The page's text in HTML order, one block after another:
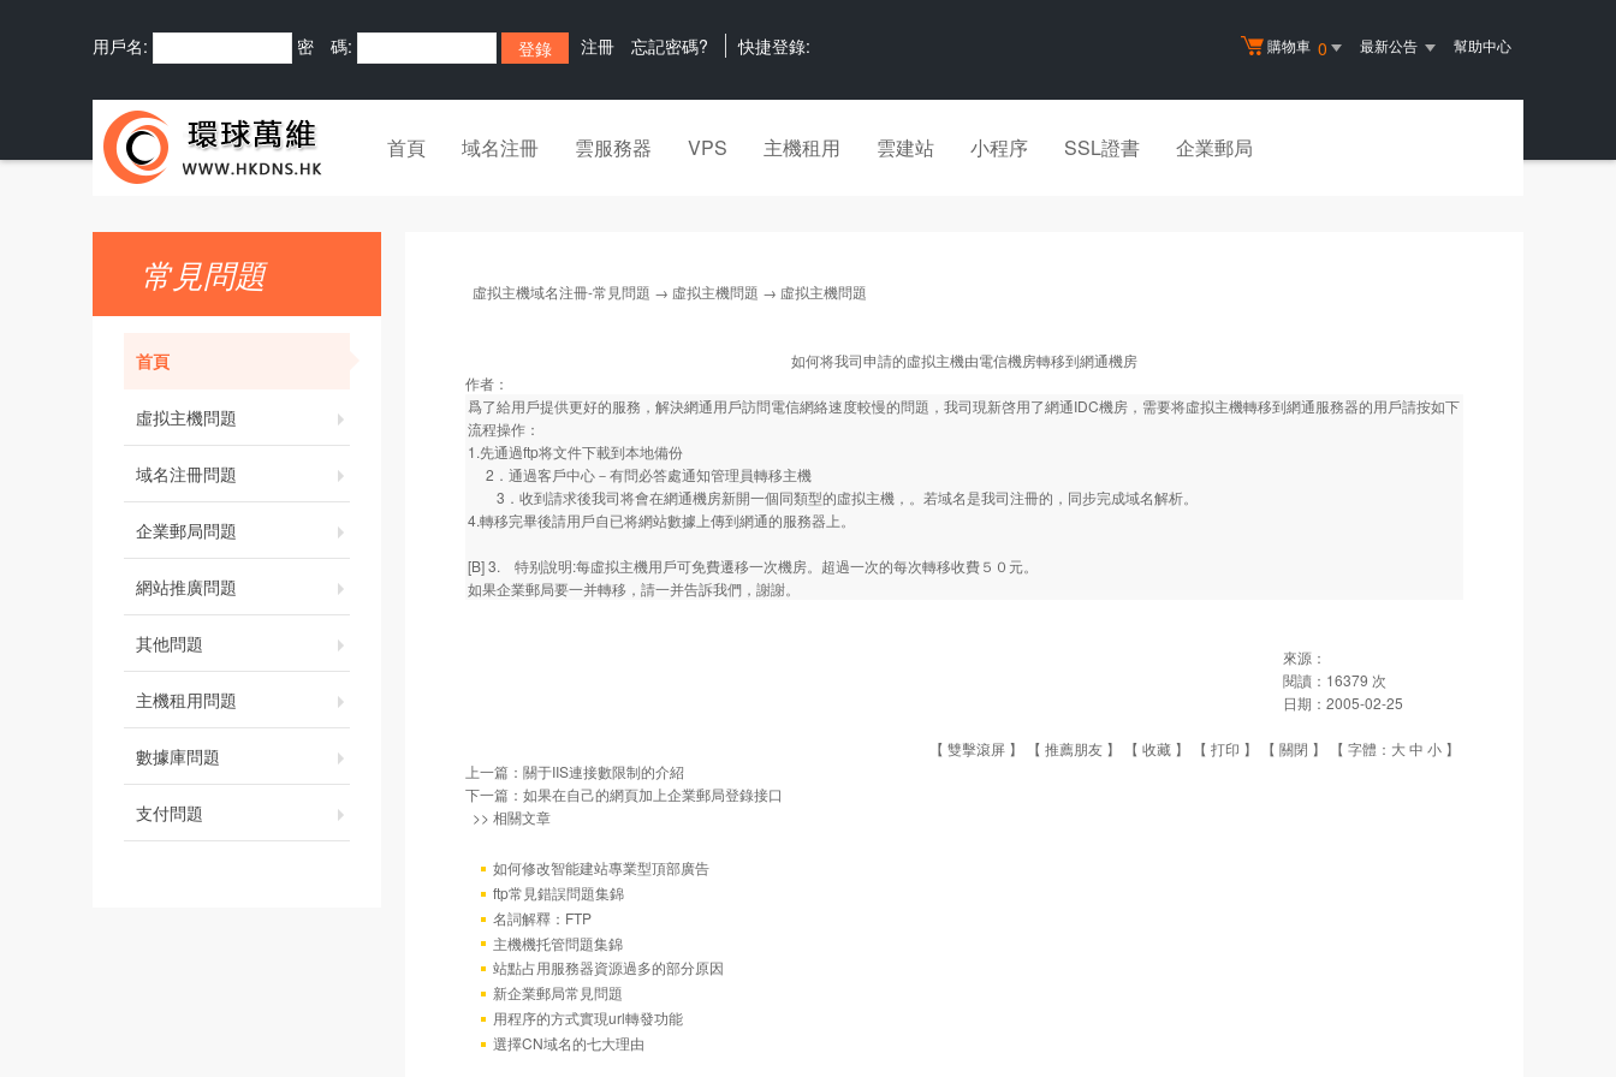
購物車 0 最新公告 幫助中心
用戶名: 密 碼: 注冊 忘記密碼? 快捷登錄:
首頁 域名注冊 雲服務器 VPS 主機租用 雲建站 小程序 SSL證書 企業郵局
常見問題
首頁
虛拟主機問題
域名注冊問題
企業郵局問題
網站推廣問題
其他問題
主機租用問題
數據庫問題
支付問題
虛拟主機域名注冊-常見問題 → 虛拟主機問題 → 虛拟主機問題
如何将我司申請的虛拟主機由電信機房轉移到網通機房
作者：
爲了給用戶提供更好的服務，解決網通用戶訪問電信網絡速度較慢的問題，我司現新啓用了網通IDC機房，需要将虛拟主機轉移到網通服務器的用戶請按如下
流程操作：
1.先通過ftp将文件下載到本地備份
2．通過客戶中心－有問必答處通知管理員轉移主機
3．收到請求後我司将會在網通機房新開一個同類型的虛拟主機，。若域名是我司注冊的，同步完成域名解析。
4.轉移完畢後請用戶自已将網站數據上傳到網通的服務器上。
[B] 3. 特别說明:每虛拟主機用戶可免費遷移一次機房。超過一次的每次轉移收費５０元。
如果企業郵局要一并轉移，請一并告訴我們，謝謝。
來源：
閱讀： 16379 次
日期： 2005-02-25
【 雙擊滾屏 】 【 推薦朋友 】 【 收藏 】 【 打印 】 【 關閉 】 【 字體： 大中 小 】
上一篇： 關于IIS連接數限制的介紹
下一篇： 如果在自己的網頁加上企業郵局登錄接口
>> 相關文章
如何修改智能建站專業型頂部廣告
ftp常見錯誤問題集錦
名詞解釋：FTP
主機機托管問題集錦
站點占用服務器資源過多的部分原因
新企業郵局常見問題
用程序的方式實現url轉發功能
選擇CN域名的七大理由